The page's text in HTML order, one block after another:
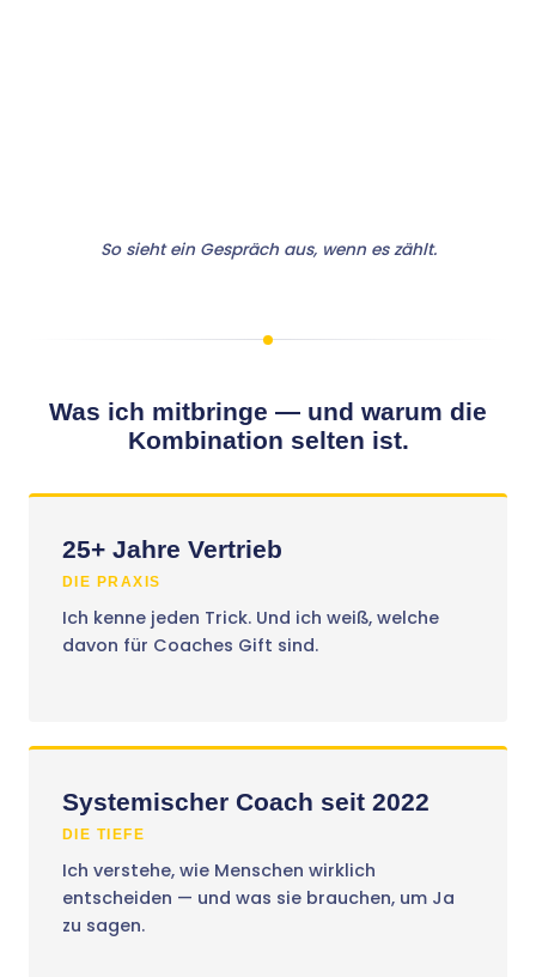
So sieht ein Gespräch aus, wenn es zählt.
Was ich mitbringe — und warum die
Kombination selten ist.
25+ Jahre Vertrieb
DIE PRAXIS
Ich kenne jeden Trick. Und ich weiß, welche
davon für Coaches Gift sind.
Systemischer Coach seit 2022
DIE TIEFE
Ich verstehe, wie Menschen wirklich
entscheiden — und was sie brauchen, um Ja
zu sagen.